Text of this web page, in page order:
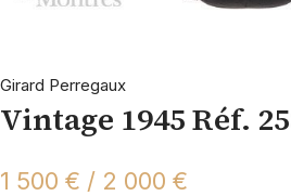
Girard Perregaux
Vintage 1945 Réf.
1 500 € / 2 000 €